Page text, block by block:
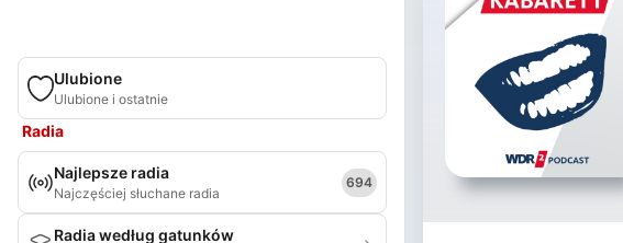
Ulubione
Ulubione i ostatnie
Radia
Najlepsze radia
Najczęściej słuchane radia
694
Radia według gatunków